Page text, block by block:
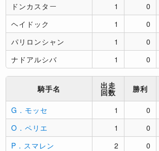
ドンカスター
1 0
ヘイドック
1 0
パリロンシャン
1 0
ナドアルシバ
1 0
騎手名 出走
回数 勝利
G．モッセ 1 0
O．ペリエ
1 0
P．スマレン
2 0